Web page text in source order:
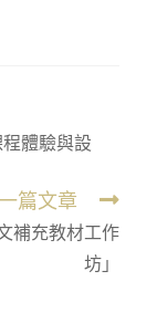
體驗與設
篇文章
補充教材工作
坊」